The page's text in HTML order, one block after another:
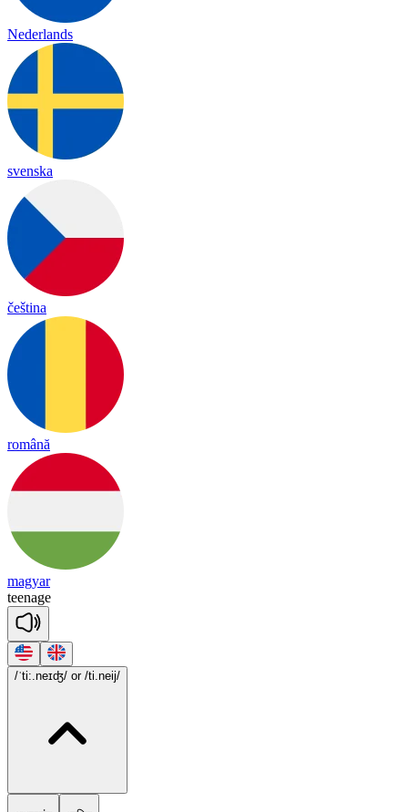
Nederlands
svenska
čeština
română
magyar
teenage
/ˈti:.neɪʤ/ or /ti.neij/